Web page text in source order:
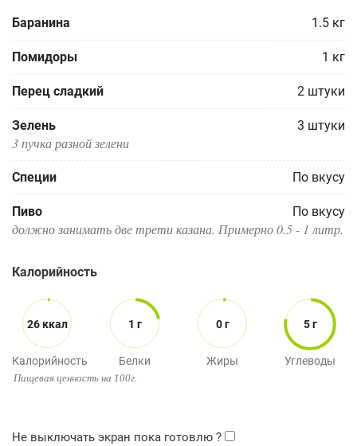
Баранина 1.5 кг
Помидоры 1 кг
Перец сладкий 2 штуки
Зелень 3 штуки
3 пучка разной зелени
Специи По вкусу
Пиво По вкусу
должно занимать две трети казана. Примерно 0.5 - 1 литр.
Калорийность
26 ккал
Калорийность
1 г
Белки
0 г
Жиры
5 г
Углеводы
Пищевая ценность на 100г.